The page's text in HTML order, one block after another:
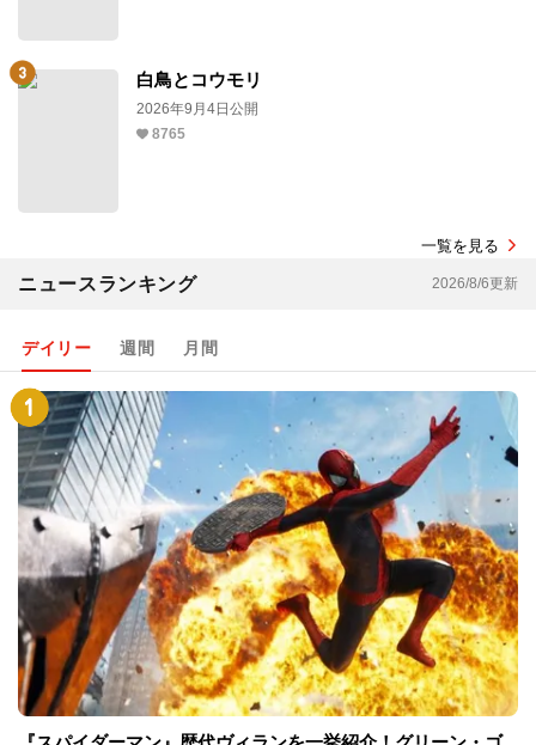
白鳥とコウモリ
2026年9月4日公開
8765
一覧を見る
ニュースランキング 2026/8/6更新
デイリー 週間 月間